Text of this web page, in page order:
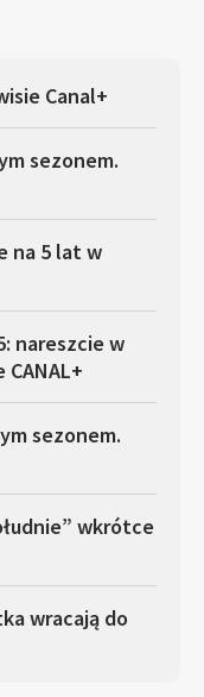
Canal+
sezonem.
na 5 lat w
nareszcie w
sezonem.
wkrótce
wracają do